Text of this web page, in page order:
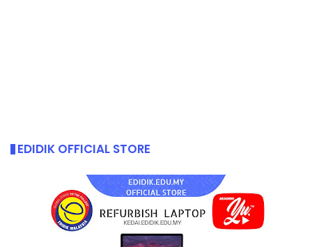
EDIDIK OFFICIAL STORE